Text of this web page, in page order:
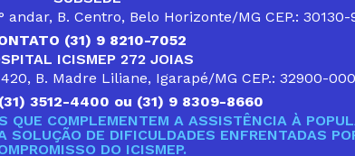
andar, B. Centro, Belo Horizonte/MG CEP.: 30130-
(31) 9 8210-7052
ICISMEP 272 JOIAS
B. Madre Liliane, Igarapé/MG CEP.: 32900-000
(31) 3512-4400 ou (31) 9 8309-8660
QUE COMPLEMENTEM A ASSISTÊNCIA À
SOLUÇÃO DE DIFICULDADES ENFRENTADAS
DO ICISMEP.